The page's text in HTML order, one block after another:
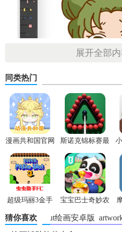
【artworkout安卓下载功能】
1. 丰富课程体系：artworkout提
描、绘画、油画及书法等多种艺
等，适合从零基础初学者到专
2. 个性化学习指导：软件搭载
的学习进度，并根据用户在绘
展开全部
同类热门
漫画共和国官网
正版
斯诺克锦标赛最
新版
超级玛丽3金手
指版
宝宝巴士奇妙农
场最新版
猜你喜欢artworkout绘画安卓版